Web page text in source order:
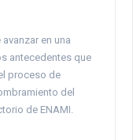
en una
antecedentes que
proceso de
del
de ENAMI.